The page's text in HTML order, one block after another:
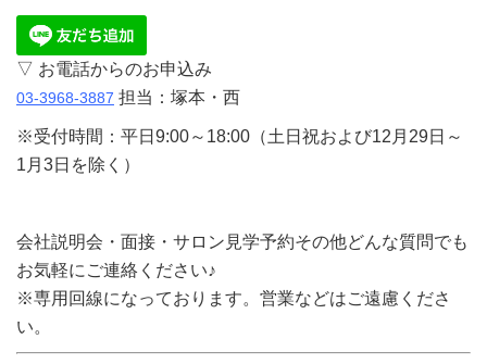
▽ お電話からのお申込み
03-3968-3887 担当：塚本・西
※受付時間：平日9:00～18:00（土日祝および12月29日～
1月3日を除く）
会社説明会・面接・サロン見学予約その他どんな質問でも
お気軽にご連絡ください♪
※専用回線になっております。営業などはご遠慮くださ
い。